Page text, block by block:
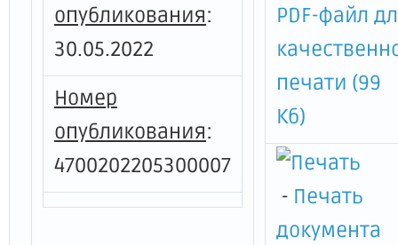
опубликования:
30.05.2022
Номер
опубликования:
4700202205300007
PDF-файл
печати (99
Кб)
- Печать
документа